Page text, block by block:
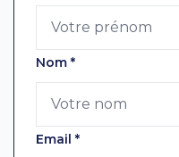
Nom *
Email *